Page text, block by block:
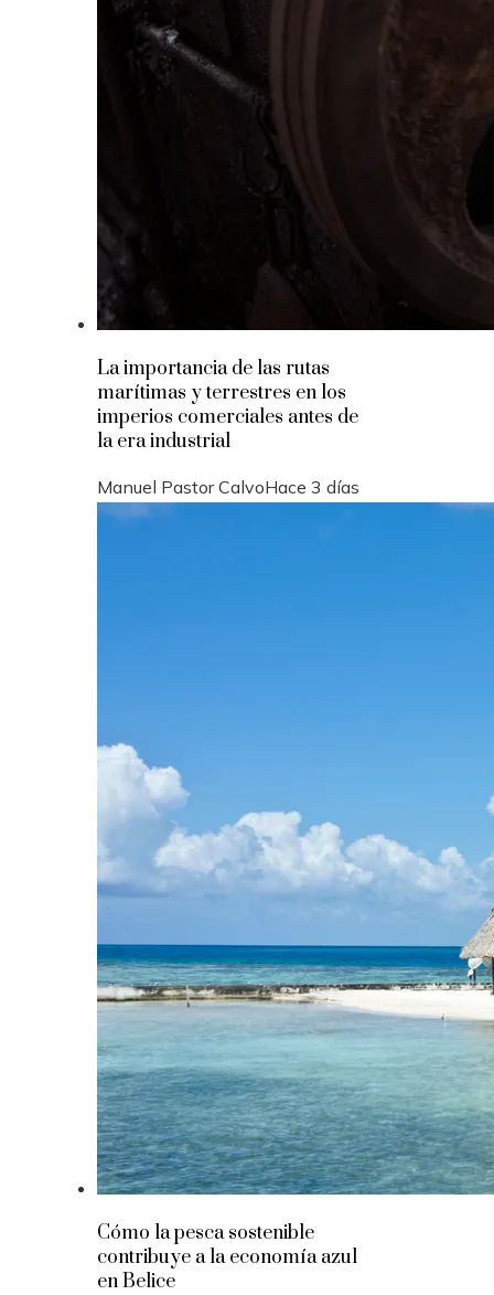
La importancia de las rutas
marítimas y terrestres en los
imperios comerciales antes de
la era industrial
Manuel Pastor CalvoHace 3 días
Cómo la pesca sostenible
contribuye a la economía azul
en Belice